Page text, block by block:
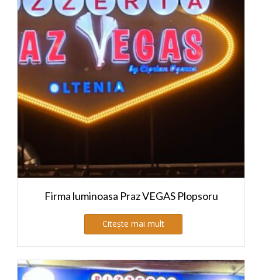
Firma luminoasa Praz VEGAS Plopsoru
Citește mai mult